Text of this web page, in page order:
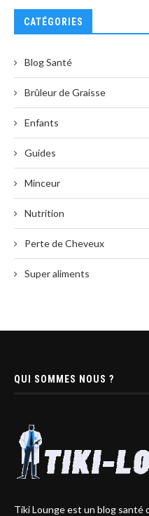
CATÉGORIES
Blog Santé
Brûleur de Graisse
Enfants
Guides
Minceur
Nutrition
Perte de Cheveux
Super aliments
QUI SOMMES NOUS ?
Tiki Lounge est un blog santé